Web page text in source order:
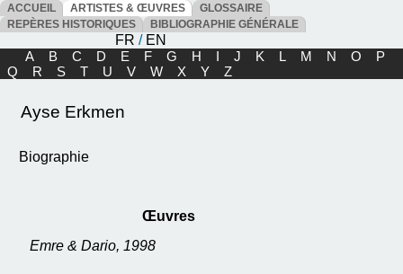
ACCUEIL ARTISTES & ŒUVRES
GLOSSAIRE
REPÈRES HISTORIQUES
BIBLIOGRAPHIE GÉNÉRALE
FR / EN
A
B C D E F G H I J K L M N O
P
Q
R S T U V W X Y Z